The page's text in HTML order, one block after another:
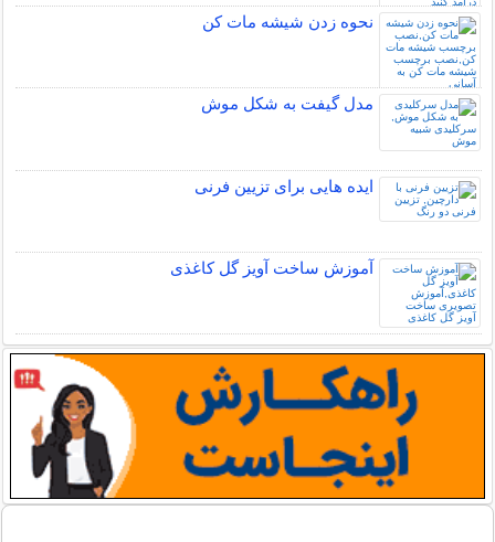
نحوه زدن شیشه مات کن
مدل گیفت به شکل موش
ایده هایی برای تزیین فرنی
آموزش ساخت آویز گل کاغذی